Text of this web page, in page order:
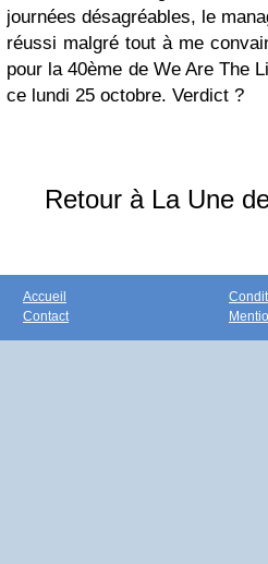
journées désagréables, le
réussi malgré tout à me
pour la 40ème de We Are The
ce lundi 25 octobre. Verdict ?
Retour à La Une
Accueil
Contact